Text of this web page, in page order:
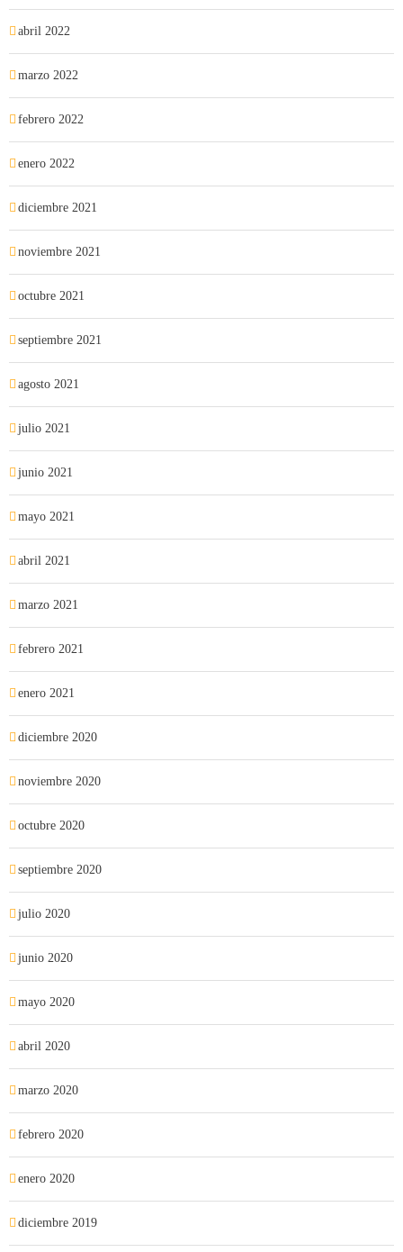
abril 2022
marzo 2022
febrero 2022
enero 2022
diciembre 2021
noviembre 2021
octubre 2021
septiembre 2021
agosto 2021
julio 2021
junio 2021
mayo 2021
abril 2021
marzo 2021
febrero 2021
enero 2021
diciembre 2020
noviembre 2020
octubre 2020
septiembre 2020
julio 2020
junio 2020
mayo 2020
abril 2020
marzo 2020
febrero 2020
enero 2020
diciembre 2019